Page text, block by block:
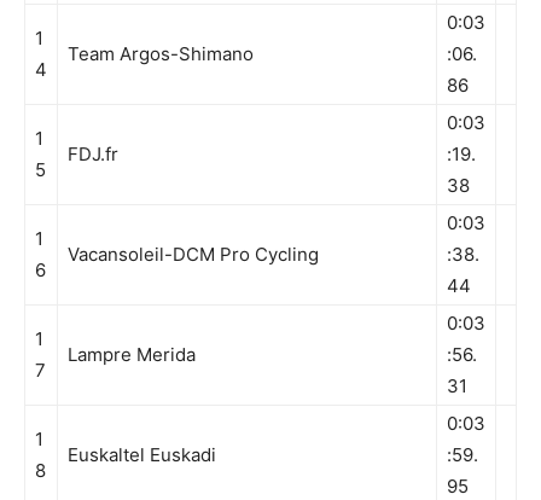
1
4
Team Argos-Shimano
0:03
:06.
86
1
5
FDJ.fr
0:03
:19.
38
1
6
Vacansoleil-DCM Pro Cycling
0:03
:38.
44
1
7
Lampre Merida
0:03
:56.
31
1
8
Euskaltel Euskadi
0:03
:59.
95